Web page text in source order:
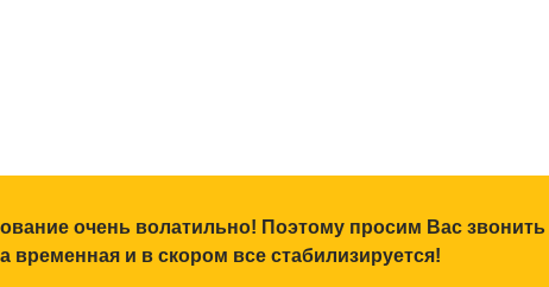
очень волатильно! Поэтому просим Вас звонить
и в скором все стабилизируется!